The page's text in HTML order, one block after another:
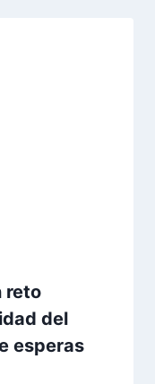
reto
del
esperas